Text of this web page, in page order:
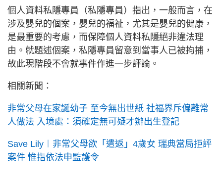
個人資料私隱專員（私隱專員）指出，一般而言，在
涉及嬰兒的個案，嬰兒的福祉，尤其是嬰兒的健康，
是最重要的考慮，而保障個人資料私隱絕非違法理
由。就題述個案，私隱專員留意到當事人已被拘捕，
故此現階段不會就事件作進一步評論。
相關新聞：
非常父母在家誕幼子 至今無出世紙 社福界斥偏離常
人做法 入境處：須確定無可疑才辦出生登記
Save Lily︱非常父母欲「遣返」4歲女 瑞典當局拒評
案件 惟指依法申監護令